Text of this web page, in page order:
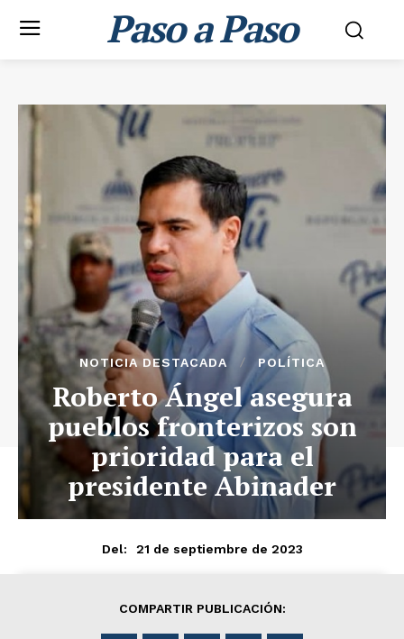
Paso a Paso
NOTICIA DESTACADA POLÍTICA
Roberto Ángel asegura
pueblos fronterizos son
prioridad para el
presidente Abinader
Del: 21 de septiembre de 2023
COMPARTIR PUBLICACIÓN: